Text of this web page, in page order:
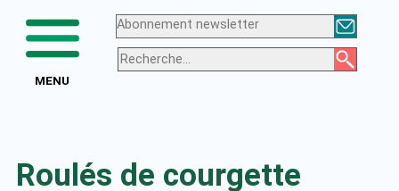
MENU
Abonnement newsletter
Roulés de courgette